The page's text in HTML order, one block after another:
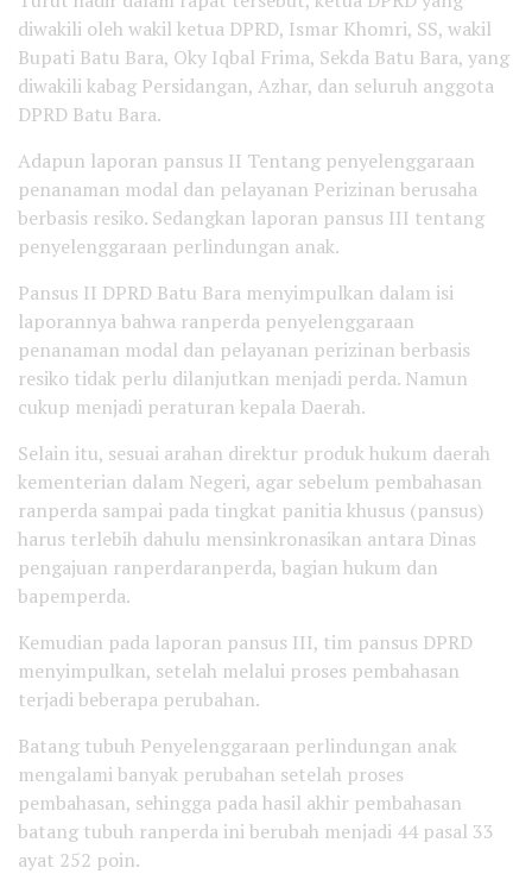
diwakili oleh wakil ketua DPRD, Ismar Khomri, SS, wakil
Bupati Batu Bara, Oky Iqbal Frima, Sekda Batu Bara, yang
diwakili kabag Persidangan, Azhar, dan seluruh anggota
DPRD Batu Bara.
Adapun laporan pansus II Tentang penyelenggaraan
penanaman modal dan pelayanan Perizinan berusaha
berbasis resiko. Sedangkan laporan pansus III tentang
penyelenggaraan perlindungan anak.
Pansus II DPRD Batu Bara menyimpulkan dalam isi
laporannya bahwa ranperda penyelenggaraan
penanaman modal dan pelayanan perizinan berbasis
resiko tidak perlu dilanjutkan menjadi perda. Namun
cukup menjadi peraturan kepala Daerah.
Selain itu, sesuai arahan direktur produk hukum daerah
kementerian dalam Negeri, agar sebelum pembahasan
ranperda sampai pada tingkat panitia khusus (pansus)
harus terlebih dahulu mensinkronasikan antara Dinas
pengajuan ranperdaranperda, bagian hukum dan
bapemperda.
Kemudian pada laporan pansus III, tim pansus DPRD
menyimpulkan, setelah melalui proses pembahasan
terjadi beberapa perubahan.
Batang tubuh Penyelenggaraan perlindungan anak
mengalami banyak perubahan setelah proses
pembahasan, sehingga pada hasil akhir pembahasan
batang tubuh ranperda ini berubah menjadi 44 pasal 33
ayat 252 poin.